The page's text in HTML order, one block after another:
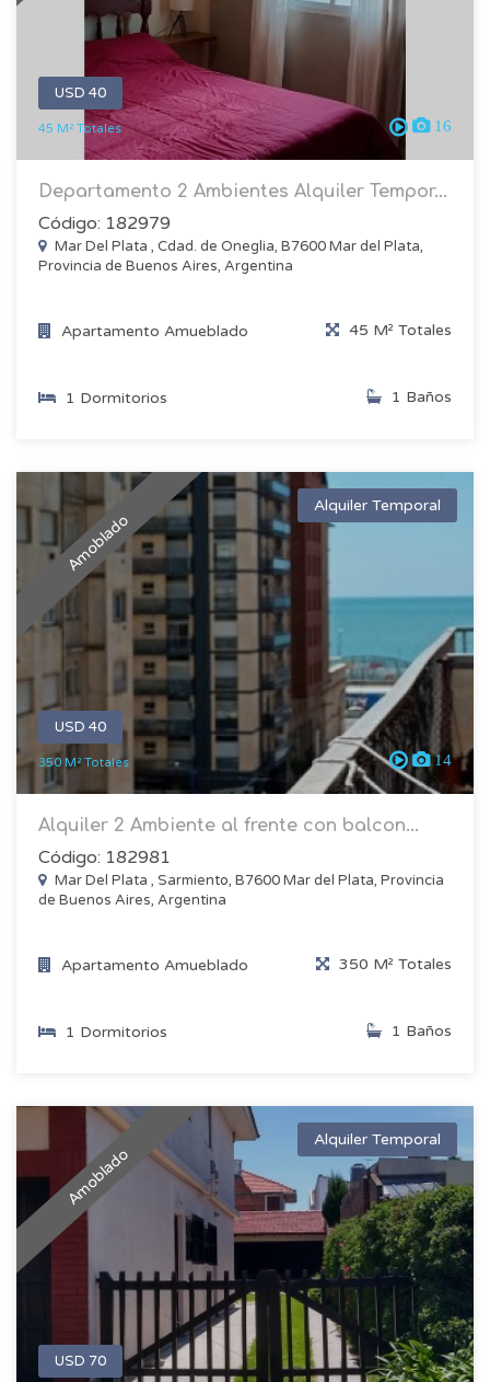
USD 40
45 M² Totales 16
Departamento 2 Ambientes Alquiler Tempor...
Código: 182979
Mar Del Plata , Cdad. de Oneglia, B7600 Mar del Plata,
Provincia de Buenos Aires, Argentina
Apartamento Amueblado 45 M² Totales
1 Dormitorios 1 Baños
Amoblado
Alquiler Temporal
USD 40
350 M² Totales 14
Alquiler 2 Ambiente al frente con balcon...
Código: 182981
Mar Del Plata , Sarmiento, B7600 Mar del Plata, Provincia
de Buenos Aires, Argentina
Apartamento Amueblado 350 M² Totales
1 Dormitorios 1 Baños
Amoblado
Alquiler Temporal
USD 70